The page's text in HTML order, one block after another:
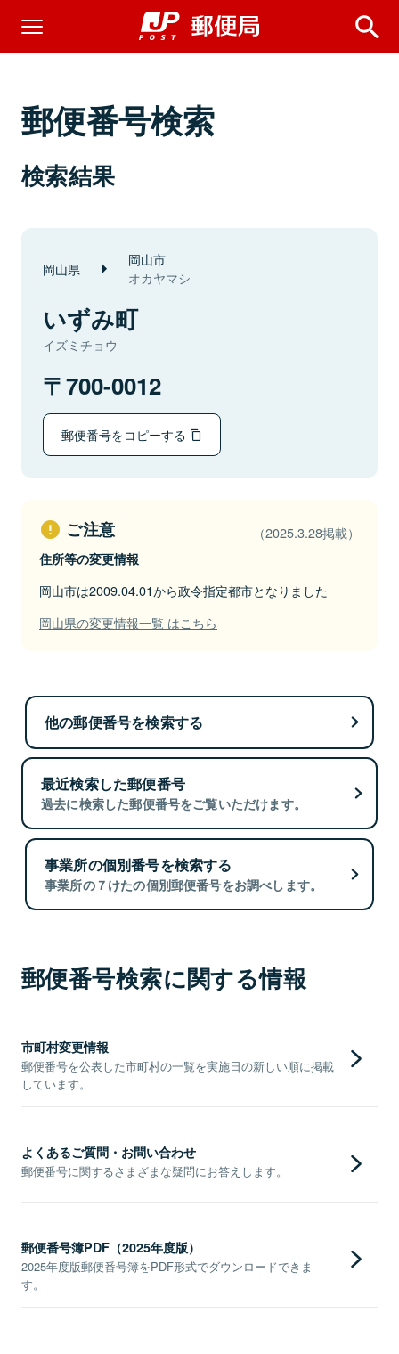
郵便番号検索
検索結果
岡山県 岡山市
オカヤマシ
いずみ町
イズミチョウ
700-0012
郵便番号をコピーする
ご注意 （2025.3.28掲載）
住所等の変更情報
岡山市は2009.04.01から政令指定都市となりました
岡山県の変更情報一覧 はこちら
他の郵便番号を検索する
最近検索した郵便番号
過去に検索した郵便番号をご覧いただけます。
事業所の個別番号を検索する
事業所の７けたの個別郵便番号をお調べします。
郵便番号検索に関する情報
市町村変更情報
郵便番号を公表した市町村の一覧を実施日の新しい順に掲載
しています。
よくあるご質問・お問い合わせ
郵便番号に関するさまざまな疑問にお答えします。
郵便番号簿PDF（2025年度版）
2025年度版郵便番号簿をPDF形式でダウンロードできま
す。